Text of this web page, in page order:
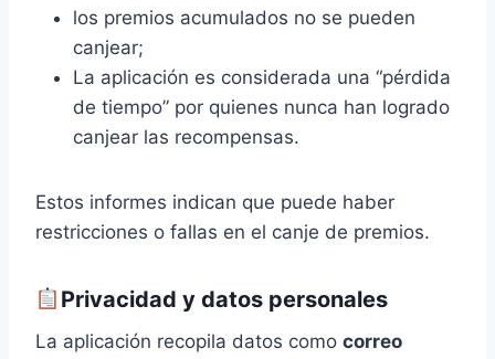
los premios acumulados no se pueden
canjear;
La aplicación es considerada una “pérdida
de tiempo” por quienes nunca han logrado
canjear las recompensas.
Estos informes indican que puede haber
restricciones o fallas en el canje de premios.
Privacidad y datos personales
La aplicación recopila datos como correo